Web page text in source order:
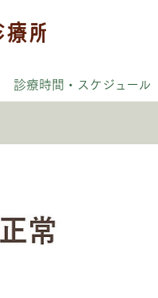
診療時間・スケジュール